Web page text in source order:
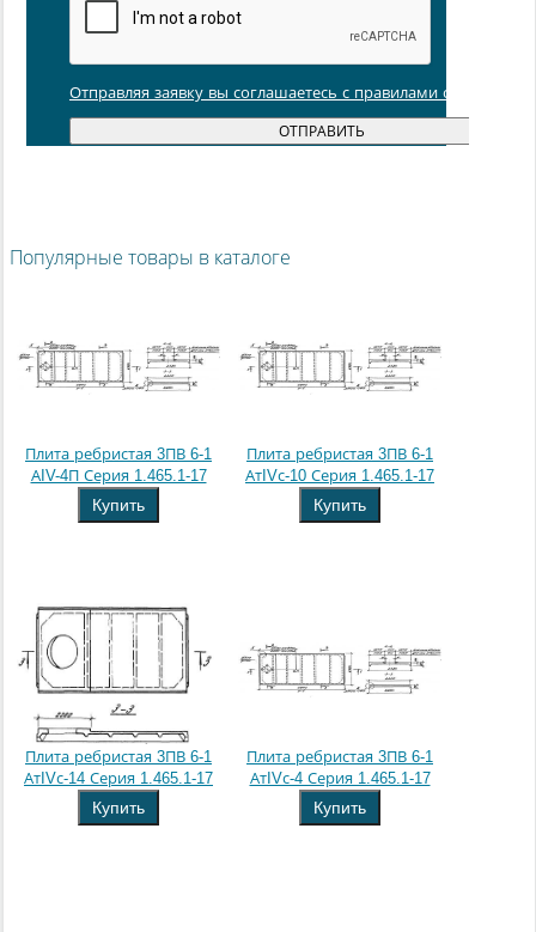
Отправляя заявку вы соглашаетесь с правилами обработки
Популярные товары в каталоге
Плита ребристая 3ПВ 6-1
АIV-4П Серия 1.465.1-17
Купить
Плита ребристая 3ПВ 6-1
АтIVс-10 Серия 1.465.1-17
Купить
Плита ребристая 3ПВ 6-1
АтIVс-14 Серия 1.465.1-17
Купить
Плита ребристая 3ПВ 6-1
АтIVс-4 Серия 1.465.1-17
Купить